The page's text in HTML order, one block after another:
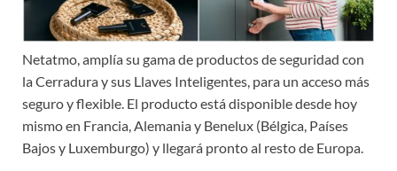
Netatmo, amplía su gama de productos de seguridad con
la Cerradura y sus Llaves Inteligentes, para un acceso más
seguro y flexible. El producto está disponible desde hoy
mismo en Francia, Alemania y Benelux (Bélgica, Países
Bajos y Luxemburgo) y llegará pronto al resto de Europa.